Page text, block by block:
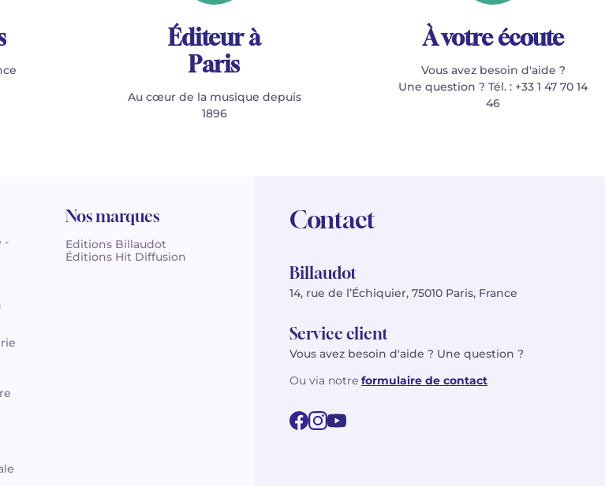
Éditeur à
Paris
Au cœur de la musique depuis
1896
À votre écoute
Vous avez besoin d'aide ?
Une question ? Tél. : +33 1 47 70 14
46
-
Nos marques
Editions Billaudot
Éditions Hit Diffusion
Contact
Billaudot
14, rue de l’Échiquier, 75010 Paris, France
Service client
Vous avez besoin d'aide ? Une question ?
Ou via notre formulaire de contact